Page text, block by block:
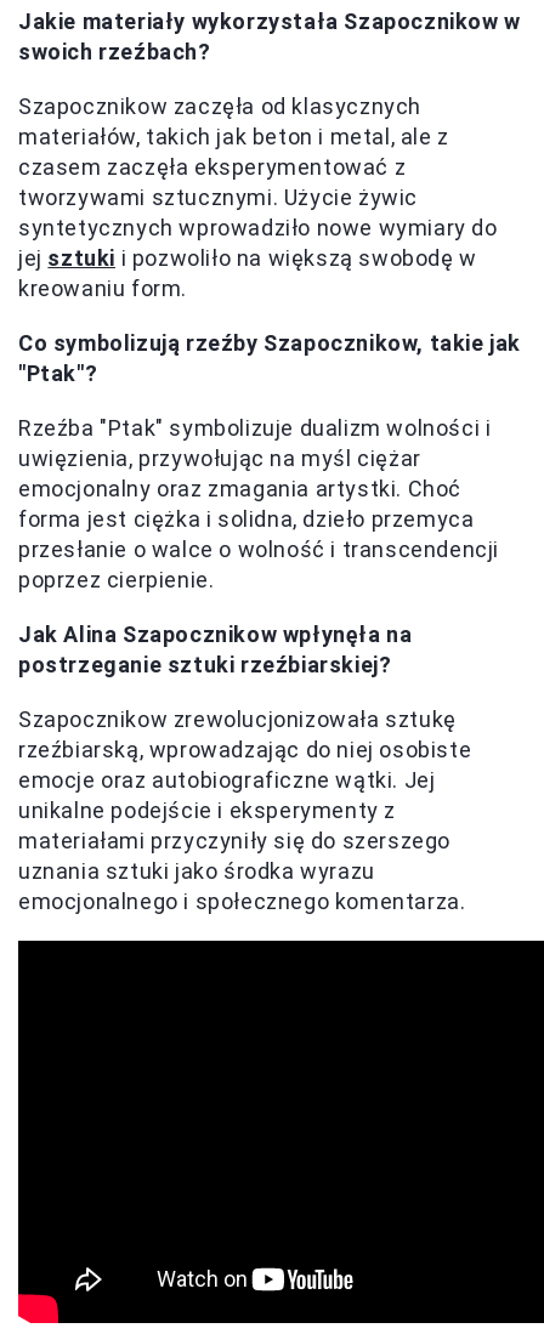
Jakie materiały wykorzystała Szapocznikow w
swoich rzeźbach?
Szapocznikow zaczęła od klasycznych
materiałów, takich jak beton i metal, ale z
czasem zaczęła eksperymentować z
tworzywami sztucznymi. Użycie żywic
syntetycznych wprowadziło nowe wymiary do
jej sztuki i pozwoliło na większą swobodę w
kreowaniu form.
Co symbolizują rzeźby Szapocznikow, takie jak
"Ptak"?
Rzeźba "Ptak" symbolizuje dualizm wolności i
uwięzienia, przywołując na myśl ciężar
emocjonalny oraz zmagania artystki. Choć
forma jest ciężka i solidna, dzieło przemyca
przesłanie o walce o wolność i transcendencji
poprzez cierpienie.
Jak Alina Szapocznikow wpłynęła na
postrzeganie sztuki rzeźbiarskiej?
Szapocznikow zrewolucjonizowała sztukę
rzeźbiarską, wprowadzając do niej osobiste
emocje oraz autobiograficzne wątki. Jej
unikalne podejście i eksperymenty z
materiałami przyczyniły się do szerszego
uznania sztuki jako środka wyrazu
emocjonalnego i społecznego komentarza.